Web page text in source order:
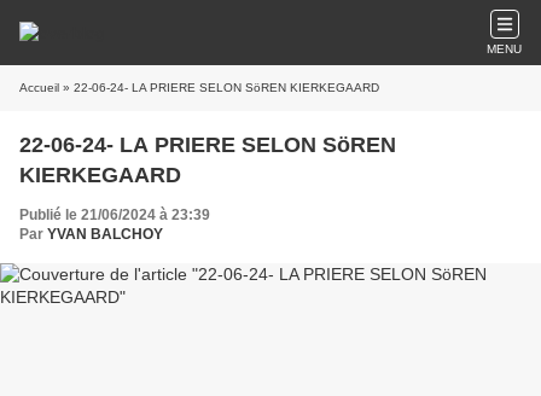
MENU
Accueil » 22-06-24- LA PRIERE SELON SöREN KIERKEGAARD
22-06-24- LA PRIERE SELON SöREN
KIERKEGAARD
Publié le 21/06/2024 à 23:39
Par YVAN BALCHOY